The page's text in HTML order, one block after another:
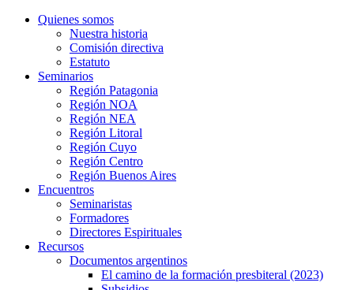
Quienes somos
Nuestra historia
Comisión directiva
Estatuto
Seminarios
Región Patagonia
Región NOA
Región NEA
Región Litoral
Región Cuyo
Región Centro
Región Buenos Aires
Encuentros
Seminaristas
Formadores
Directores Espirituales
Recursos
Documentos argentinos
El camino de la formación presbiteral (2023)